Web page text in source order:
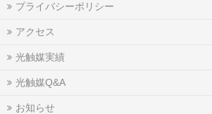
プライバシーポリシー
アクセス
光触媒実績
光触媒Q&A
お知らせ